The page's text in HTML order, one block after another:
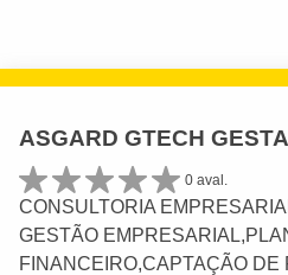
ASGARD GTECH
0 aval.
CONSULTORIA
GESTÃO
FINANCEIRO,CAPTAÇÃO DE